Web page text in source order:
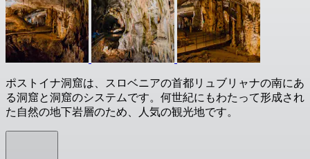
ポストイナ洞窟は、スロベニアの首都リュブリャナの南にあ
る洞窟と洞窟のシステムです。何世紀にもわたって形成され
た自然の地下岩層のため、人気の観光地です。